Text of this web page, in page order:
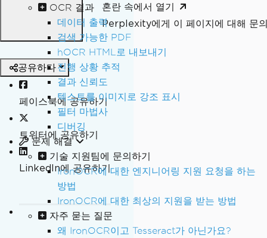
OCR 결과
데이터 출력
검색 가능한 PDF
hOCR HTML로 내보내기
진행 상황 추적
결과 신뢰도
텍스트를 이미지로 강조 표시
필터 마법사
디버깅
문제 해결
기술 지원팀에 문의하기
IronOCR에 대한 엔지니어링 지원 요청을 하는
방법
IronOCR에 대한 최상의 지원을 받는 방법
자주 묻는 질문
왜 IronOCR이고 Tesseract가 아닌가요?
혼란 속에서 열기
Perplexity에게 이 페이지에 대해 문
공유하다
페이스북에 공유하기
트위터에 공유하기
LinkedIn에 공유하기